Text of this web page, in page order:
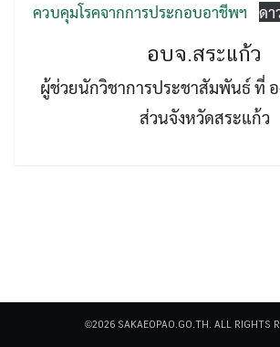
Search
for:
Search
ควบคุมโรคจากการประกอบอาชีพฯ
ดา
อบจ.สระแก้ว
ผู้ช่วยนักวิชาการประชาสัมพันธ์ ที่
ส่วนจังหวัดสระแก้ว
©2026 SAKAEOPAO.GO.TH. ALL RIGHTS